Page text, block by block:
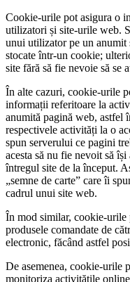
Cookie-urile pot asigura o
utilizatori și site-urile web.
unui utilizator pe un anumit
stocate într-un cookie;
site fără să fie nevoie să se
În alte cazuri, cookie-urile
informații referitoare la
anumită pagină web, astfel
respectivele activități la o
spun serverului ce pagini
acesta să nu fie nevoit să
întregul site de la început.
„semne de carte” care îi
cadrul unui site web.
În mod similar, cookie-urile
produsele comandate de
electronic, făcând astfel
De asemenea, cookie-urile
monitoriza activitățile